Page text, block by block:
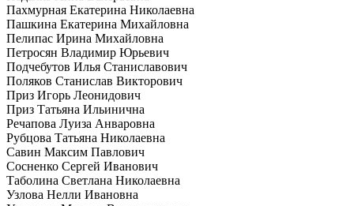
Пахмурная Екатерина Николаевна
Пашкина Екатерина Михайловна
Пелипас Ирина Михайловна
Петросян Владимир Юрьевич
Подчебутов Илья Станиславович
Поляков Станислав Викторович
Приз Игорь Леонидович
Приз Татьяна Ильинична
Речапова Луиза Анваровна
Рубцова Татьяна Николаевна
Савин Максим Павлович
Сосненко Сергей Иванович
Таболина Светлана Николаевна
Узлова Нелли Ивановна